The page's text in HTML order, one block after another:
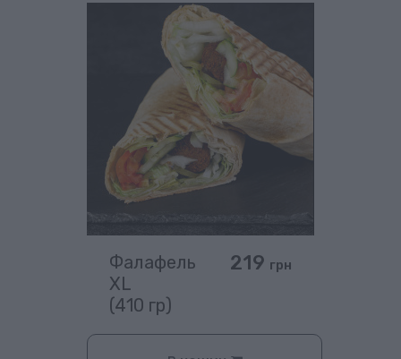
Фалафель
XL
(410 гр)
219 грн